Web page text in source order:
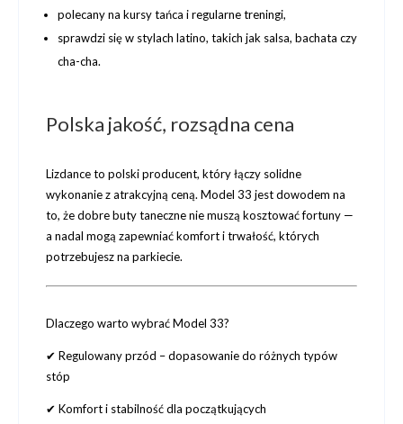
polecany na kursy tańca i regularne treningi,
sprawdzi się w stylach latino, takich jak salsa, bachata czy
cha-cha.
Polska jakość, rozsądna cena
Lizdanceto polski producent, który łączy solidne
wykonanie z atrakcyjną ceną. Model 33 jest dowodem na
to, że dobre buty taneczne nie muszą kosztować fortuny —
a nadal mogą zapewniać komfort i trwałość, których
potrzebujesz na parkiecie.
Dlaczego warto wybrać Model 33?
✔ Regulowany przód – dopasowanie do różnych typów
stóp
✔ Komfort i stabilność dla początkujących